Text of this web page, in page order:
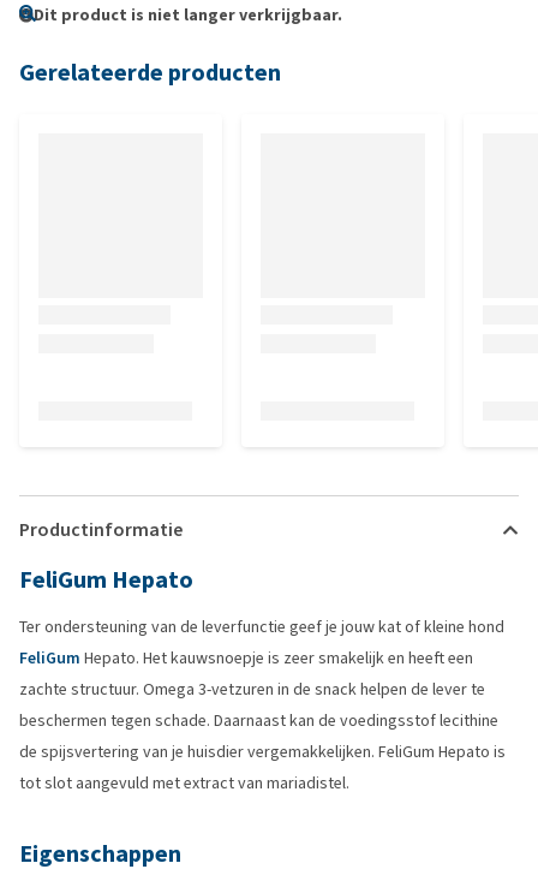
Dit product is niet langer verkrijgbaar.
Gerelateerde producten
Productinformatie
FeliGum Hepato
Ter ondersteuning van de leverfunctie geef je jouw kat of kleine hond
FeliGum Hepato. Het kauwsnoepje is zeer smakelijk en heeft een
zachte structuur. Omega 3-vetzuren in de snack helpen de lever te
beschermen tegen schade. Daarnaast kan de voedingsstof lecithine
de spijsvertering van je huisdier vergemakkelijken. FeliGum Hepato is
tot slot aangevuld met extract van mariadistel.
Eigenschappen